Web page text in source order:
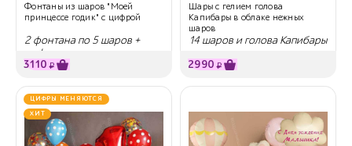
Фонтаны из шаров "Моей
принцессе годик" с цифрой
2 фонтана по 5 шаров +
цифра
3110 ₽
Шары с гелием голова
Капибары в облаке нежных
шаров
14 шаров и голова Капибары
2990 ₽
ЦИФРЫ МЕНЯЮТСЯ
ХИТ